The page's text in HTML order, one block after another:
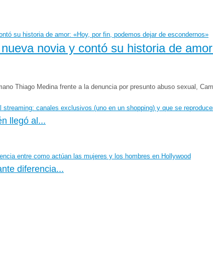
novia y contó su historia de
Thiago Medina frente a la denuncia por presunto abuso sexual,
llegó al...
diferencia...